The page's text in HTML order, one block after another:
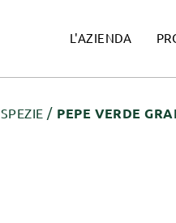
L'AZIENDA
SPEZIE PEPE VERDE